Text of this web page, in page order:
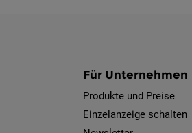
Für Unternehmen
Produkte und Preise
Einzelanzeige schalten